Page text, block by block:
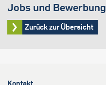
Jobs und Bewerbung
Zurück zur Übersicht
Kontakt